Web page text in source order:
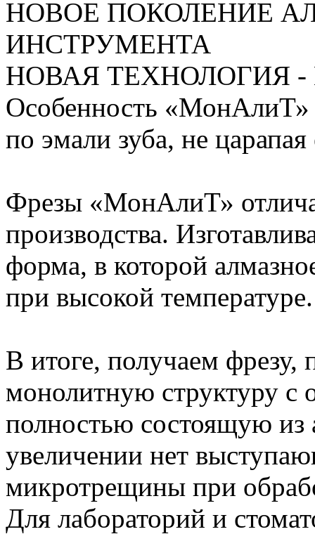
НОВОЕ ПОКОЛЕНИЕ
ИНСТРУМЕНТА
НОВАЯ ТЕХНОЛОГИЯ
Особенность «МонАлиТ»
по эмали зуба, не
Фрезы «МонАлиТ»
производства.
форма, в которой
при высокой температуре.
В итоге, получаем
монолитную структуру с
полностью состоящую из
увеличении нет
микротрещины при
Для лабораторий и